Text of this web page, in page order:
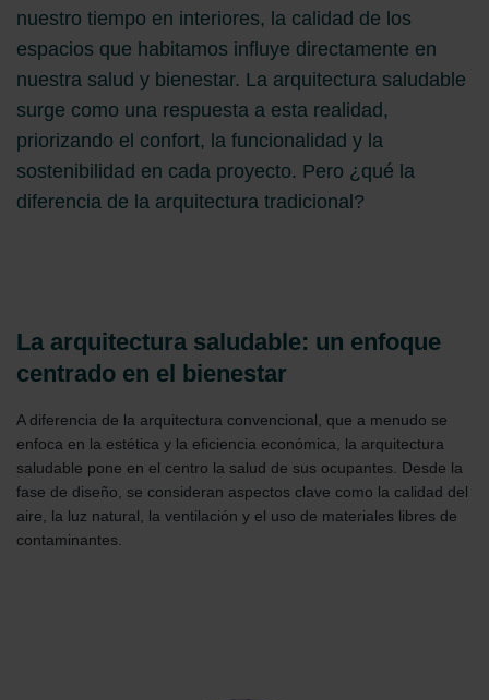
nuestro tiempo en interiores, la calidad de los
espacios que habitamos influye directamente en
nuestra salud y bienestar. La arquitectura saludable
surge como una respuesta a esta realidad,
priorizando el confort, la funcionalidad y la
sostenibilidad en cada proyecto. Pero ¿qué la
diferencia de la arquitectura tradicional?
La arquitectura saludable: un enfoque
centrado en el bienestar
A diferencia de la arquitectura convencional, que a menudo se
enfoca en la estética y la eficiencia económica, la arquitectura
saludable pone en el centro la salud de sus ocupantes. Desde la
fase de diseño, se consideran aspectos clave como la calidad del
aire, la luz natural, la ventilación y el uso de materiales libres de
contaminantes.